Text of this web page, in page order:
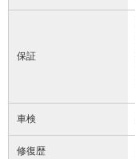
保証
車検
修復歴